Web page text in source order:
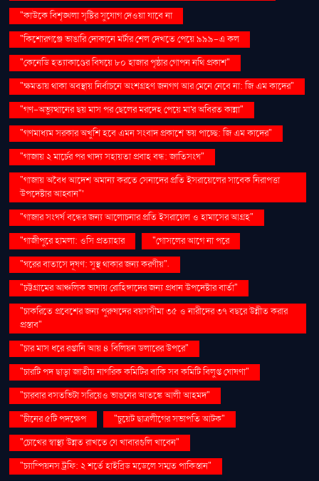
"কাউকে বিশৃঙ্খলা সৃষ্টির সুযোগ দেওয়া যাবে না
"কিশোরগঞ্জে ভাঙারি দোকানে মর্টার শেল দেখতে পেয়ে ৯৯৯-এ কল
"কেনেডি হত্যাকাণ্ডের বিষয়ে ৮০ হাজার পৃষ্ঠার গোপন নথি প্রকাশ"
"ক্ষমতায় থাকা অবস্থায় নির্বাচনে অংশগ্রহণ জনগণ আর মেনে নেবে না: জি এম কাদের"
"গণ–অভ্যুত্থানের ছয় মাস পর ছেলের মরদেহ পেয়ে মা'র অবিরত কান্না"
"গণমাধ্যম সরকার অখুশি হবে এমন সংবাদ প্রকাশে ভয় পাচ্ছে: জি এম কাদের"
"গাজায় ২ মার্চের পর খাদ্য সহায়তা প্রবাহ বন্ধ: জাতিসংঘ"
"গাজায় অবৈধ আদেশ অমান্য করতে সেনাদের প্রতি ইসরায়েলের সাবেক নিরাপত্তা
উপদেষ্টার আহ্বান"'
"গাজার সংঘর্ষ বন্ধের জন্য আলোচনার প্রতি ইসরায়েল ও হামাসের আগ্রহ"
"গাজীপুরে হামলা: ওসি প্রত্যাহার
"গোসলের আগে না পরে
"ঘরের বাতাসে দূষণ: সুস্থ থাকার জন্য করণীয়".
"চট্টগ্রামের আঞ্চলিক ভাষায় রোহিঙ্গাদের জন্য প্রধান উপদেষ্টার বার্তা"
"চাকরিতে প্রবেশের জন্য পুরুষদের বয়সসীমা ৩৫ ও নারীদের ৩৭ বছরে উন্নীত করার
প্রস্তাব"
"চার মাস ধরে রপ্তানি আয় ৪ বিলিয়ন ডলারের উপরে"
"চারটি পদ ছাড়া জাতীয় নাগরিক কমিটির বাকি সব কমিটি বিলুপ্ত ঘোষণা"
"চারবার বসতভিটা সরিয়েও ভাঙনের আতঙ্কে আলী আহমদ"
"চীনের ৫টি পদক্ষেপ
"চুয়েট ছাত্রলীগের সভাপতি আটক"
"চোখের স্বাস্থ্য উন্নত রাখতে যে খাবারগুলি খাবেন"
"চ্যাম্পিয়নস ট্রফি: ২ শর্তে হাইব্রিড মডেলে সম্মত পাকিস্তান"